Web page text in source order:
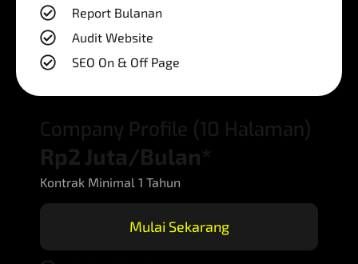
Report Bulanan
Audit Website
SEO On & Off Page
Company Profile (10 Halaman)
Rp2 Juta/Bulan*
Kontrak Minimal 1 Tahun
Mulai Sekarang